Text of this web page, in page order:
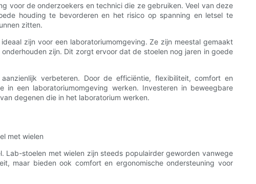
voor de onderzoekers en technici die ze gebruiken. Veel van deze
houding te bevorderen en het risico op spanning en letsel te
zitten.
zijn voor een laboratoriumomgeving. Ze zijn meestal gemaakt
zijn. Dit zorgt ervoor dat de stoelen nog jaren in goede
verbeteren. Door de efficiëntie, flexibiliteit, comfort en
een laboratoriumomgeving werken. Investeren in beweegbare
degenen die in het laboratorium werken.
met wielen
stoelen met wielen zijn steeds populairder geworden vanwege
maar bieden ook comfort en ergonomische ondersteuning voor